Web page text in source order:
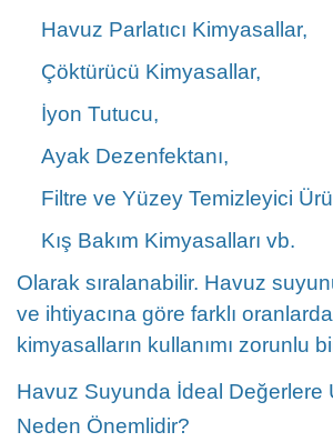
Havuz Parlatıcı Kimyasallar,
Çöktürücü Kimyasallar,
İyon Tutucu,
Ayak Dezenfektanı,
Filtre ve Yüzey Temizleyici
Kış Bakım Kimyasalları vb.
Olarak sıralanabilir. Havuz
ve ihtiyacına göre farklı
kimyasalların kullanımı zorunlu
Havuz Suyunda İdeal Değerlere
Neden Önemlidir?